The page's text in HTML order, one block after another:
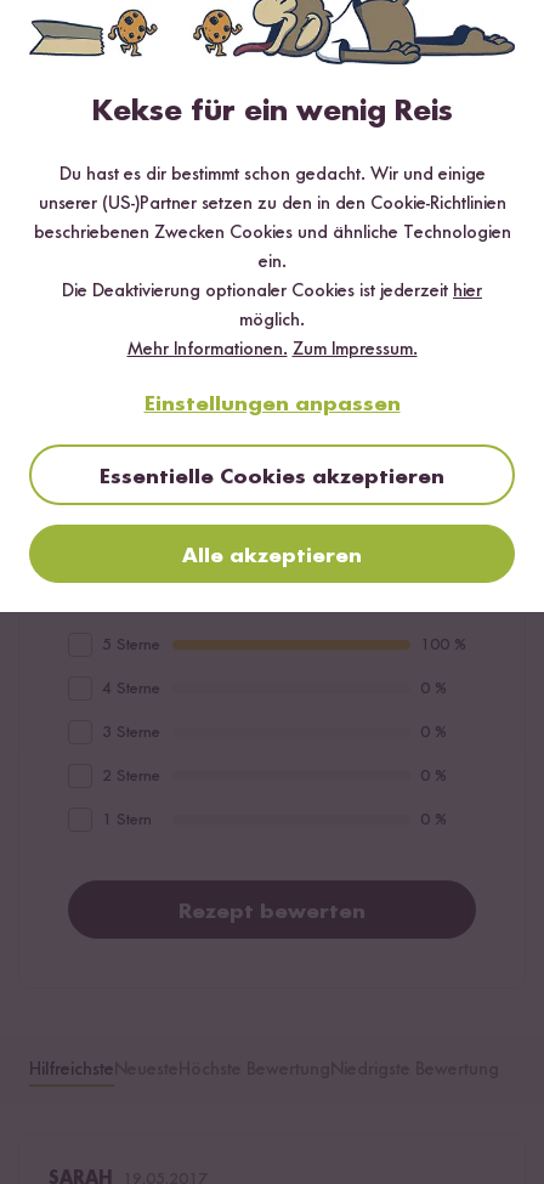
✔️ 25 leckere Rezepte aus unseren bunten Kochwelten
✔️ Inklusive Tipps & Tricks für die Zubereitung
Jetzt sichern
*Das Digitale Rezeptbuch wird dir nach vollständiger Anmeldung zum Newsletter
per E-Mail zugeschickt.
Bewertungen
5 / 5
5 Sterne 100 %
4 Sterne 0 %
3 Sterne 0 %
2 Sterne 0 %
1 Stern 0 %
Rezept bewerten
Hilfreichste
SARAH
Kekse für ein wenig Reis
Du hast es dir bestimmt schon gedacht. Wir und einige
unserer (US-)Partner setzen zu den in den Cookie-Richtlinien
beschriebenen Zwecken Cookies und ähnliche Technologien
ein.
Die Deaktivierung optionaler Cookies ist jederzeit hier
möglich.
Mehr Informationen. Zum Impressum.
Einstellungen anpassen
Essentielle Cookies akzeptieren
Alle akzeptieren